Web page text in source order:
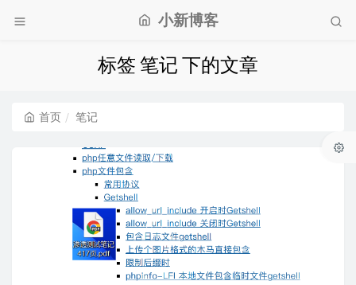
小新博客
标签 笔记 下的文章
首页 笔记